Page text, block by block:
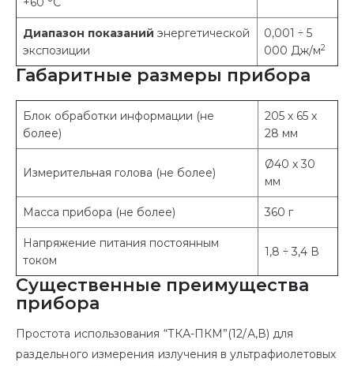
Диапазон показаний энергетической
экспозиции
0,001 ÷ 5
000 Дж/м2
Габаритные размеры прибора
Блок обработки информации (не
более)
205 х 65 х
28 мм
Измерительная голова (не более)
Ø40 х 30
мм
Масса прибора (не более) 360 г
Напряжение питания постоянным
током
1,8 ÷ 3,4 В
Существенные преимущества
прибора
Простота использования “ТКА-ПКМ”(12/А,В) для
раздельного измерения излучения в ультрафиолетовых